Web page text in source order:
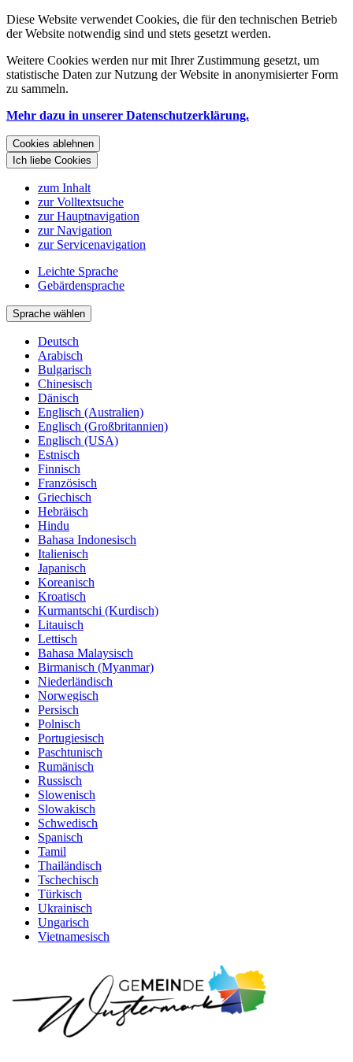
Diese Website verwendet Cookies, die für den technischen Betrieb
der Website notwendig sind und stets gesetzt werden.
Weitere Cookies werden nur mit Ihrer Zustimmung gesetzt, um
statistische Daten zur Nutzung der Website in anonymisierter Form
zu sammeln.
Mehr dazu in unserer Datenschutzerklärung.
Cookies ablehnen
Ich liebe Cookies
zum Inhalt
zur Volltextsuche
zur Hauptnavigation
zur Navigation
zur Servicenavigation
Leichte Sprache
Gebärdensprache
Sprache wählen
Deutsch
Arabisch
Bulgarisch
Chinesisch
Dänisch
Englisch (Australien)
Englisch (Großbritannien)
Englisch (USA)
Estnisch
Finnisch
Französisch
Griechisch
Hebräisch
Hindu
Bahasa Indonesisch
Italienisch
Japanisch
Koreanisch
Kroatisch
Kurmantschi (Kurdisch)
Litauisch
Lettisch
Bahasa Malaysisch
Birmanisch (Myanmar)
Niederländisch
Norwegisch
Persisch
Polnisch
Portugiesisch
Paschtunisch
Rumänisch
Russisch
Slowenisch
Slowakisch
Schwedisch
Spanisch
Tamil
Thailändisch
Tschechisch
Türkisch
Ukrainisch
Ungarisch
Vietnamesisch